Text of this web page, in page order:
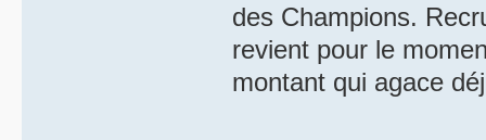
des Champions.
revient pour le
montant qui agace